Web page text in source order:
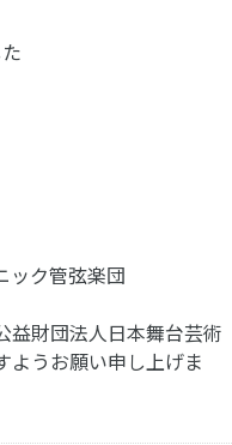
ック管弦楽団
益財団法人日本舞台芸術
ようお願い申し上げま